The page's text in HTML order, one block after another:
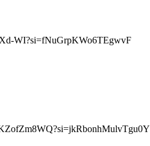
WI?si=fNuGrpKWo6TEgwvF